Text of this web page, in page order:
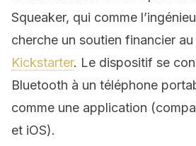
Squeaker, qui comme
cherche un soutien financier
Kickstarter. Le dispositif se
Bluetooth à un téléphone
comme une application
et iOS).